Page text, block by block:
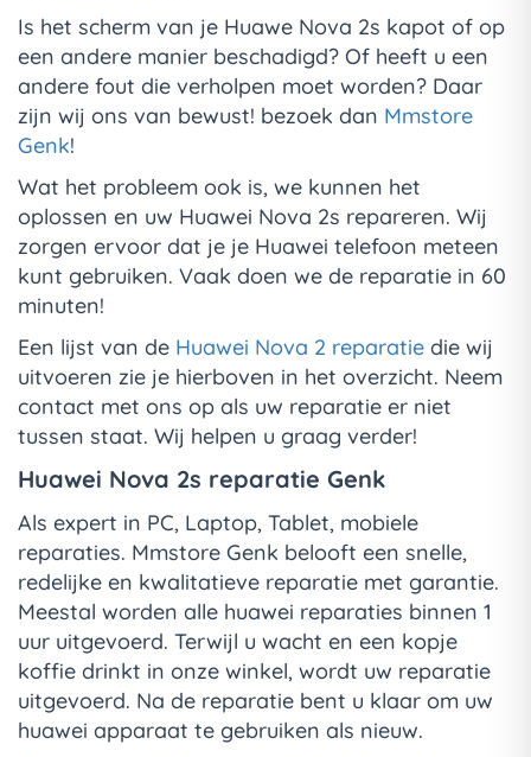
Is het scherm van je Huawe Nova 2s kapot of op
een andere manier beschadigd? Of heeft u een
andere fout die verholpen moet worden? Daar
zijn wij ons van bewust! bezoek dan Mmstore
Genk!
Wat het probleem ook is, we kunnen het
oplossen en uw Huawei Nova 2s repareren. Wij
zorgen ervoor dat je je Huawei telefoon meteen
kunt gebruiken. Vaak doen we de reparatie in 60
minuten!
Een lijst van de Huawei Nova 2 reparatie die wij
uitvoeren zie je hierboven in het overzicht. Neem
contact met ons op als uw reparatie er niet
tussen staat. Wij helpen u graag verder!
Huawei Nova 2s reparatie Genk
Als expert in PC, Laptop, Tablet, mobiele
reparaties. Mmstore Genk belooft een snelle,
redelijke en kwalitatieve reparatie met garantie.
Meestal worden alle huawei reparaties binnen 1
uur uitgevoerd. Terwijl u wacht en een kopje
koffie drinkt in onze winkel, wordt uw reparatie
uitgevoerd. Na de reparatie bent u klaar om uw
huawei apparaat te gebruiken als nieuw.